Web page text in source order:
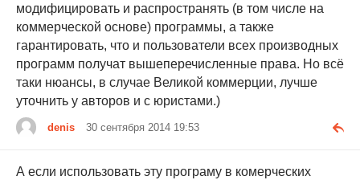
модифицировать и распространять (в том числе на
коммерческой основе) программы, а также
гарантировать, что и пользователи всех производных
программ получат вышеперечисленные права. Но всё
таки нюансы, в случае Великой коммерции, лучше
уточнить у авторов и с юристами.)
denis 30 сентября 2014 19:53
А если использовать эту програму в комерческих